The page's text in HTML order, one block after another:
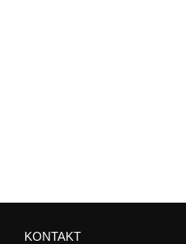
KONTAKT